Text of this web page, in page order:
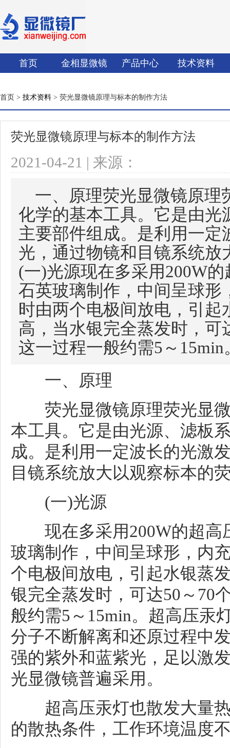
首页 金相显微镜 产品中心 技术资料
首页 > 技术资料 > 荧光显微镜原理与标本的制作方法
荧光显微镜原理与标本的制作方法
2021-04-21 | 来源：
一、原理荧光显微镜原理
化学的基本工具。它是由
主要部件组成。是利用一
光，通过物镜和目镜系统放
(一)光源现在多采用200W
石英玻璃制作，中间呈球
时由两个电极间放电，引
高，当水银完全蒸发时，可
这一过程一般约需5～15min
一、原理
荧光显微镜原理荧光显微
本工具。它是由光源、滤板
成。是利用一定波长的光激
目镜系统放大以观察标本的
(一)光源
现在多采用200W的超高
玻璃制作，中间呈球形，内
个电极间放电，引起水银蒸
银完全蒸发时，可达50～70
般约需5～15min。超高压汞
分子不断解离和还原过程中
强的紫外和蓝紫光，足以激
光显微镜普遍采用。
超高压汞灯也散发大量热
的散热条件，工作环境温度